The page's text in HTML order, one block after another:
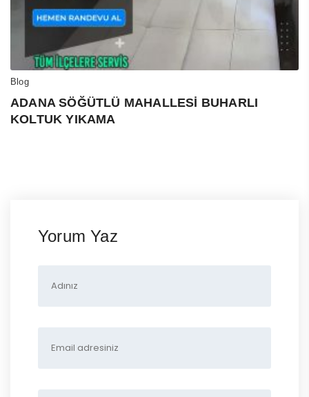
Blog
ADANA SÖĞÜTLÜ MAHALLESİ BUHARLI
KOLTUK YIKAMA
Yorum Yaz